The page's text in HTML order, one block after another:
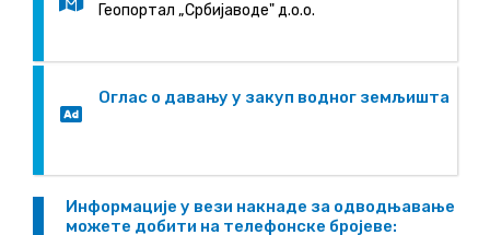
Геопортал „Србијаводе" д.о.о.
Оглас о давању у закуп водног земљишта
Информације у вези накнаде за одводњавање
можете добити на телефонске бројеве: